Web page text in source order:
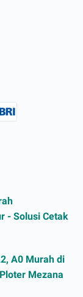
- Solusi Cetak
A0 Murah di
Mezana